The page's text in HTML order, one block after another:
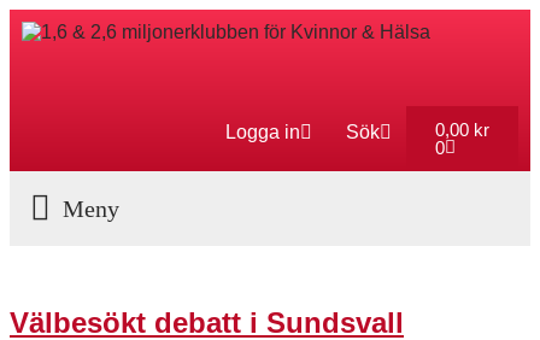
Logga in Sök 0,00 kr
0
Välbesökt debatt i Sundsvall